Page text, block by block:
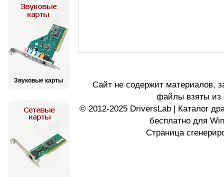
Звуковые карты
Сайт не содержит материалов,
файлы взяты из
© 2012-2025 DriversLab | Каталог
бесплатно для
Страница